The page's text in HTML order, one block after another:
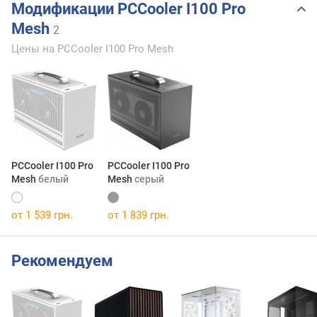
Модификации PCCooler I100 Pro
Mesh 2
Цены на PCCooler I100 Pro Mesh
PCCooler I100 Pro
Mesh белый
PCCooler I100 Pro
Mesh серый
от 1 539 грн. от 1 839 грн.
Рекомендуем